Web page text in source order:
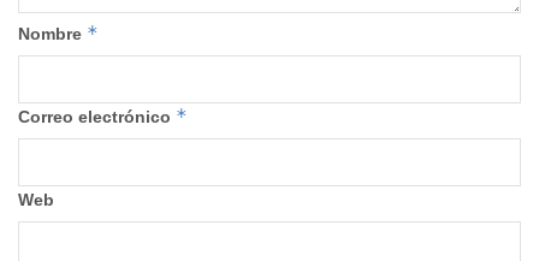
Nombre *
Correo electrónico *
Web